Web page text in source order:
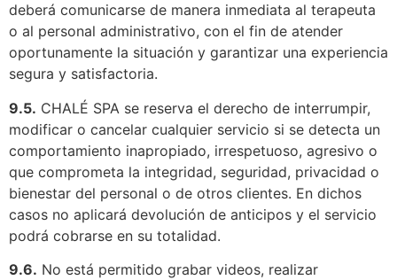
deberá comunicarse de manera inmediata al terapeuta
o al personal administrativo, con el fin de atender
oportunamente la situación y garantizar una experiencia
segura y satisfactoria.
9.5. CHALÉ SPA se reserva el derecho de interrumpir,
modificar o cancelar cualquier servicio si se detecta un
comportamiento inapropiado, irrespetuoso, agresivo o
que comprometa la integridad, seguridad, privacidad o
bienestar del personal o de otros clientes. En dichos
casos no aplicará devolución de anticipos y el servicio
podrá cobrarse en su totalidad.
9.6. No está permitido grabar videos, realizar